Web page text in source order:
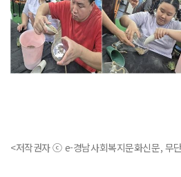
<저작권자 ⓒ e-경남사회복지문화신문, 무